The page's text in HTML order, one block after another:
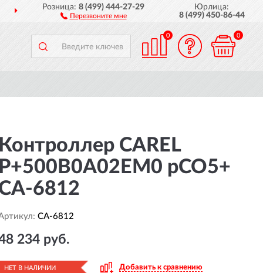
ДОСТАВИМ ПО ВСЕЙ РОССИИ
Розница:8 (499) 444-27-29
Перезвоните мне
Юрлица:
8 (499) 450-86-44
0 0
CAREL
pCO5+
6812
CA-6812
234 руб.
НЕТ В НАЛИЧИИ Добавить к сравнению